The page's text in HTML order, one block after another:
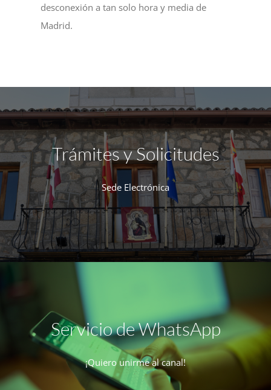
desconexión a tan solo hora y media de
Madrid.
Trámites y Solicitudes
Sede Electrónica
Servicio de WhatsApp
¡Quiero unirme al canal!